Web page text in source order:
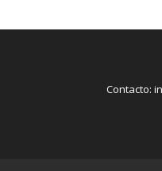
Contacto: